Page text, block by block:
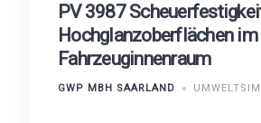
PV 3987
Hochglanzoberflächen im
Fahrzeuginnenraum
GWP MBH SAARLAND